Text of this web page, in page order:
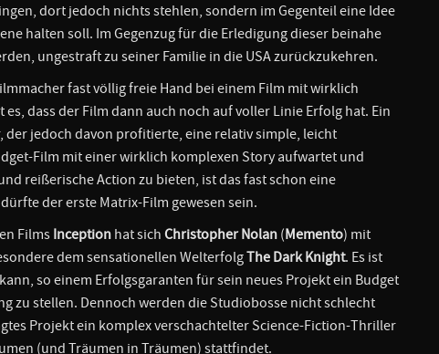
dort jedoch nichts stehlen, sondern im Gegenteil eine Idee
halten soll. Im Gegenzug für die Erledigung dieser beinahe
ungestraft zu seiner Familie in die USA zurückzukehren.
fast völlig freie Hand bei einem Film mit wirklich
dass der Film dann auch noch auf voller Linie Erfolg hat. Ein
der jedoch davon profitierte, eine relativ simple, leicht
Film mit einer wirklich komplexen Story aufwartet und
reißerische Action zu bieten, ist das fast schon eine
der erste Matrix-Film gewesen sein.
Films Inception hat sich Christopher Nolan (Memento) mit
dem sensationellen WelterfolgThe Dark Knight. Es ist
so einem Erfolgsgaranten für sein neues Projekt ein Budget
zu stellen. Dennoch werden die Studiobosse nicht schlecht
Projekt ein komplex verschachtelter Science-Fiction-Thriller
(und Träumen in Träumen) stattfindet.